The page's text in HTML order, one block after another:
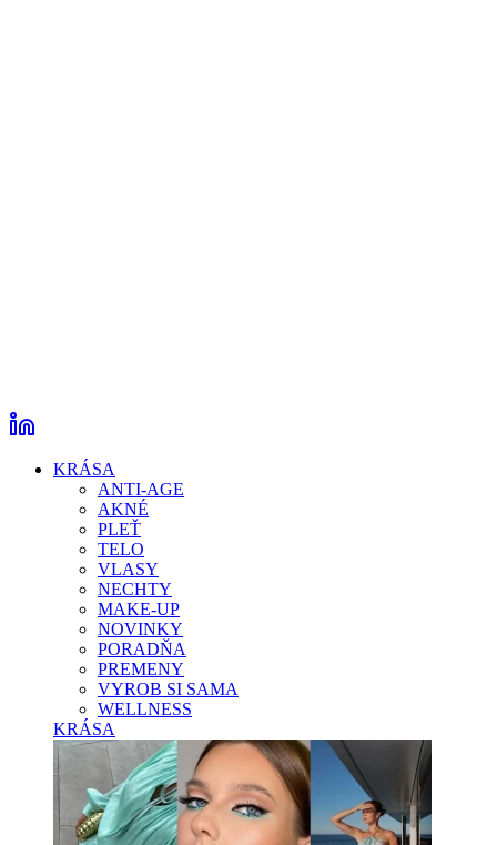
KRÁSA
ANTI-AGE
AKNÉ
PLEŤ
TELO
VLASY
NECHTY
MAKE-UP
NOVINKY
PORADŇA
PREMENY
VYROB SI SAMA
WELLNESS
KRÁSA